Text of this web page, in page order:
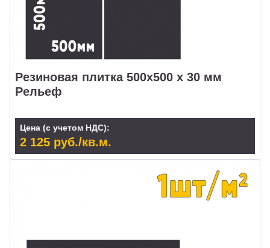
Резиновая плитка 500x500 х 30 мм
Рельеф
Цена (с учетом НДС):
2 125 руб./кв.м.